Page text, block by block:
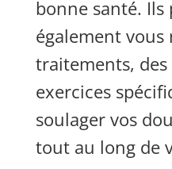
bonne santé. Ils
également vous
traitements,
exercices
soulager vos
tout au long de